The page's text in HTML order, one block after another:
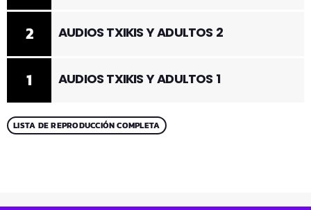
1 AUDIOS TXIKIS Y ADULTOS 1
2 AUDIOS TXIKIS Y ADULTOS 2
LISTA DE REPRODUCCIÓN COMPLETA